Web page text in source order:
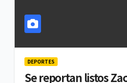
DEPORTES
Se reportan listos